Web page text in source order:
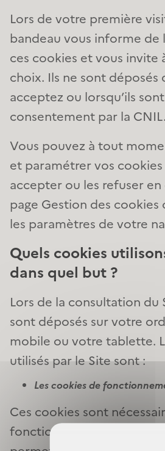
Lors de votre première
bandeau vous informe de
ces cookies et vous invite
choix. Ils ne sont déposés
acceptez ou lorsqu’ils
consentement par la CNIL.
Vous pouvez à tout
et paramétrer vos
accepter ou les refuser
page Gestion des
les paramètres de votre
Quels cookies
dans quel but ?
Lors de la consultation du
sont déposés sur votre
mobile ou votre tablette.
utilisés par le Site sont :
Les cookies de
Ces cookies sont
fonctionnement optimal du